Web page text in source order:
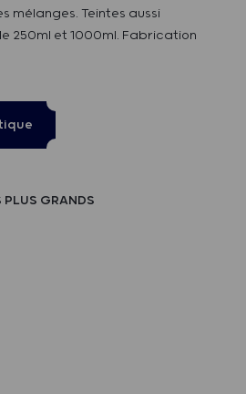
mélanges. Teintes aussi
250ml et 1000ml. Fabrication
PLUS GRANDS